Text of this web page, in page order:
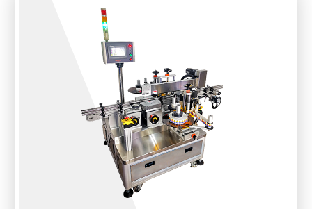
側貼式貼標機系列
盒子折角封邊貼標機系列
單雙面貼貼標機系列
雙面貼標機
雙面貼標&圓貼機構
特殊設計整列機構弧形瓶也可以精準貼標。
可調式輸送護欄，適用多種貼標產品尺寸。
固利堅單雙面貼貼標機可選擇
IN-LINE或OFF-LINE做使用。
搭配印字機（熱燙、噴墨、熱轉印或雷射印字